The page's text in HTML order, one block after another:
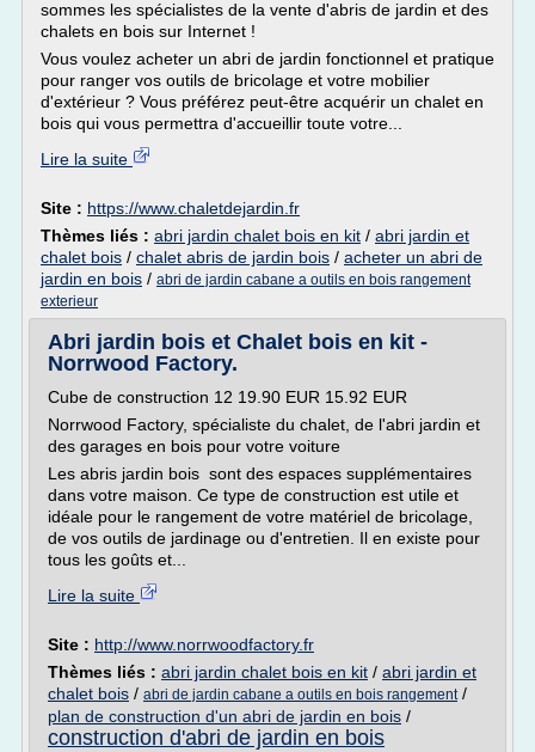
sommes les spécialistes de la vente d'abris de jardin et des
chalets en bois sur Internet !
Vous voulez acheter un abri de jardin fonctionnel et pratique
pour ranger vos outils de bricolage et votre mobilier
d'extérieur ? Vous préférez peut-être acquérir un chalet en
bois qui vous permettra d'accueillir toute votre...
Lire la suite
Site : https://www.chaletdejardin.fr
Thèmes liés : abri jardin chalet bois en kit / abri jardin et
chalet bois / chalet abris de jardin bois / acheter un abri de
jardin en bois / abri de jardin cabane a outils en bois rangement
exterieur
Abri jardin bois et Chalet bois en kit -
Norrwood Factory.
Cube de construction 12 19.90 EUR 15.92 EUR
Norrwood Factory, spécialiste du chalet, de l'abri jardin et
des garages en bois pour votre voiture
Les abris jardin bois sont des espaces supplémentaires
dans votre maison. Ce type de construction est utile et
idéale pour le rangement de votre matériel de bricolage,
de vos outils de jardinage ou d'entretien. Il en existe pour
tous les goûts et...
Lire la suite
Site : http://www.norrwoodfactory.fr
Thèmes liés : abri jardin chalet bois en kit / abri jardin et
chalet bois / abri de jardin cabane a outils en bois rangement/
plan de construction d'un abri de jardin en bois /
construction d'abri de jardin en bois